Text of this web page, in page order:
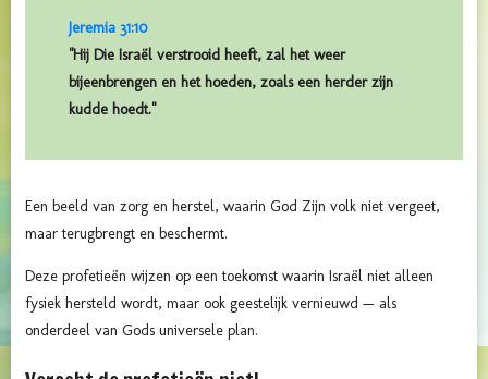
Jeremia 31:10
"Hij Die Israël verstrooid heeft, zal het weer
bijeenbrengen en het hoeden, zoals een herder zijn
kudde hoedt."
Een beeld van zorg en herstel, waarin God Zijn volk niet vergeet,
maar terugbrengt en beschermt.
Deze profetieën wijzen op een toekomst waarin Israël niet alleen
fysiek hersteld wordt, maar ook geestelijk vernieuwd — als
onderdeel van Gods universele plan.